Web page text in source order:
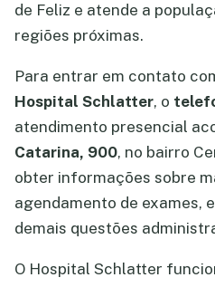
de Feliz e atende a
regiões próximas.
Para entrar em contato
Hospital Schlatter, o
atendimento presencial
Catarina, 900, no bairro
obter informações sobre
agendamento de exames,
demais questões
O Hospital Schlatter